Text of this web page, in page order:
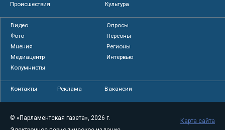
Происшествия
Культура
Видео
Опросы
Фото
Персоны
Мнения
Регионы
Медиацентр
Интервью
Колумнисты
Контакты Реклама Вакансии
© «Парламентская газета», 2026 г.
Карта сайта